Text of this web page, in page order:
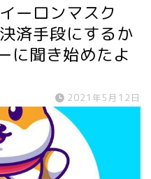
ーロンマスク
済手段にするか
聞き始めたよ
2021年5月12日